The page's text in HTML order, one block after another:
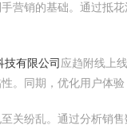
营销的基础。通过抵
技有限公司 应趋附线上
。同期，优化用户体验
关纷乱。通过分析销